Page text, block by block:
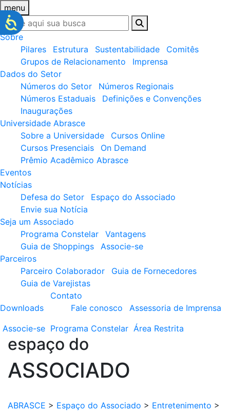
menu
Sobre
Pilares
Estrutura Sustentabilidade
Comitês
Grupos de Relacionamento
Imprensa
Dados do Setor
Números do Setor
Números Regionais
Números Estaduais
Definições e Convenções
Inaugurações
Universidade Abrasce
Sobre a Universidade
Cursos Online
Cursos Presenciais
On Demand
Prêmio Acadêmico Abrasce
Eventos
Notícias
Defesa do Setor
Espaço do Associado
Envie sua Notícia
Seja um Associado
Programa Constelar
Vantagens
Guia de Shoppings
Associe-se
Parceiros
Parceiro Colaborador
Guia de Fornecedores
Guia de Varejistas
Downloads
Contato
Fale conosco
Assessoria de Imprensa
Associe-se Programa Constelar Área Restrita
espaço do
ASSOCIADO
ABRASCE > Espaço do Associado > Entretenimento >